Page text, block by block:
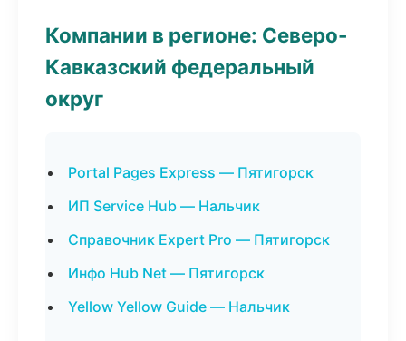
Компании в регионе: Северо-
Кавказский федеральный
округ
Portal Pages Express — Пятигорск
ИП Service Hub — Нальчик
Справочник Expert Pro — Пятигорск
Инфо Hub Net — Пятигорск
Yellow Yellow Guide — Нальчик